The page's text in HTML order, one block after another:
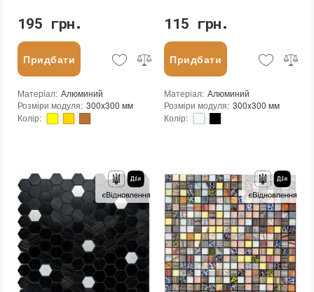
195 грн.
Придбати
Матеріал: Алюминий
Розміри модуля: 300x300 мм
Колір:
Основа: Самоклейка
Призначення :
В інтер'єрі, Для лазні, Для басейну, Для ванної кімнати та туалету, Для вітальні, Для душової, Для кухні, Для спальні, Для фартуха
Вага модуля: 0.2 кг
Товщина чіпа: 3 мм
Площа модуля: 0,09 м²
Країна виробника: Китай
Бренд: Sticker Wall
Тип поверхні: Матова
:
новий
: Зі знижкою
115 грн.
Придбати
Матеріал: Алюминий
Розміри модуля: 300x300 мм
Колір:
Основа: Самоклейка
Призначення:
В інтер'єрі, Для лазні, Для басейну, Для ванної кімнати та туалету, Для вітальні, Для душової, Для кухні, Для спальні, Для фартуха
Вага модуля: 0.2 кг
Товщина чіпа: 3 мм
Площа модуля: 0,09 м²
Країна виробника: Китай
Бренд: Sticker Wall
Тип поверхні: Матова
: новий